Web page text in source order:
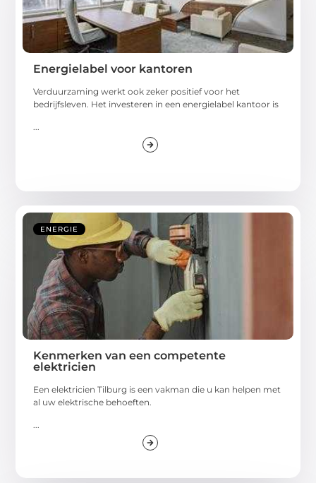
Energielabel voor kantoren
Verduurzaming werkt ook zeker positief voor het
bedrijfsleven. Het investeren in een energielabel kantoor is
...
ENERGIE
Kenmerken van een competente
elektricien
Een elektricien Tilburg is een vakman die u kan helpen met
al uw elektrische behoeften.
...